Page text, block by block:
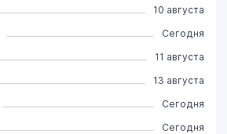
10 августа
Сегодня
11 августа
13 августа
Сегодня
Сегодня